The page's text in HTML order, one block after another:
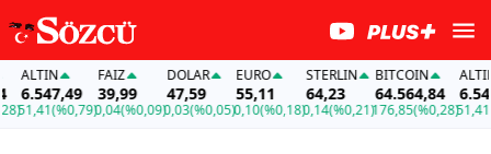
(%0,79)
FAİZ
39,99
0,04(%0,09)
DOLAR
47,59
0,03(%0,05)
EURO
55,11
0,10(%0,18)
STERLIN
64,23
0,14(%0,21)
BITCOIN
64.564,84
176,85(%0,28)
ALTIN
6.547,49
51,41